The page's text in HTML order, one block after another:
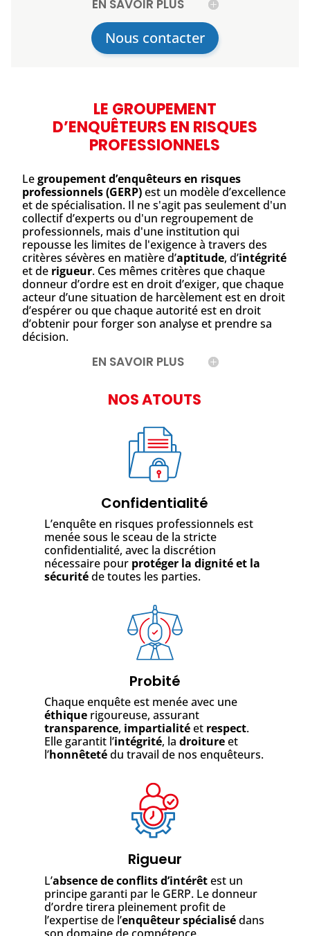
EN SAVOIR PLUS
Nous contacter
LE GROUPEMENT
D’ENQUÊTEURS EN RISQUES
PROFESSIONNELS
Legroupement d’enquêteurs en risques
professionnels (GERP)est un modèle d’excellence
et de spécialisation. Il ne s'agit pas seulement d'un
collectif d’experts ou d'un regroupement de
professionnels, mais d'une institution qui
repousse les limites de l'exigence à travers des
critères sévères en matière d’aptitude, d’intégrité
et de rigueur. Ces mêmes critères que chaque
donneur d’ordre est en droit d’exiger, que chaque
acteur d’une situation de harcèlement est en droit
d’espérer ou que chaque autorité est en droit
d’obtenir pour forger son analyse et prendre sa
décision.
EN SAVOIR PLUS
NOS ATOUTS
Confidentialité
L’enquête en risques professionnels est
menée sous le sceau de la stricte
confidentialité, avec la discrétion
nécessaire pour protéger la dignité et la
sécuritéde toutes les parties.
Probité
Chaque enquête est menée avec une
éthiquerigoureuse, assurant
transparence, impartialitéet respect.
Elle garantit l’intégrité, la droitureet
l’honnêtetédu travail de nos enquêteurs.
Rigueur
L’absence de conflits d’intérêtest un
principe garanti par le GERP. Le donneur
d’ordre tirera pleinement profit de
l’expertise de l’enquêteur spécialisédans
son domaine de compétence.